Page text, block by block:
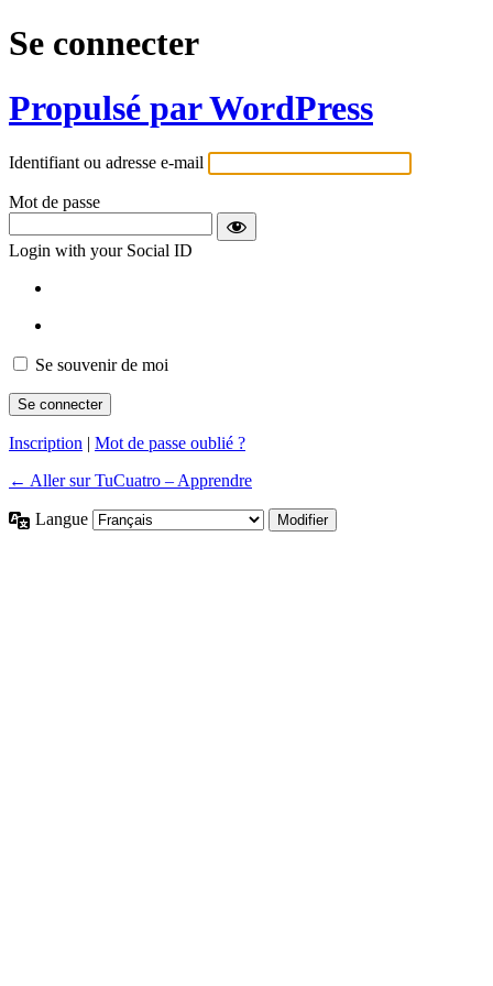
Se connecter
Propulsé par WordPress
Identifiant ou adresse e-mail
Mot de passe
Login with your Social ID
Se souvenir de moi
Inscription | Mot de passe oublié ?
← Aller sur TuCuatro – Apprendre
Langue